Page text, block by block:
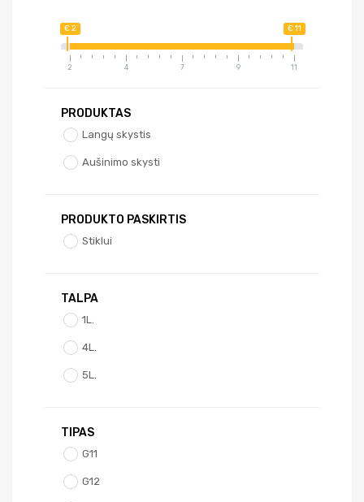
€ 2 € 11
2 4 7 9 11
PRODUKTAS
Langų skystis
Aušinimo skysti
PRODUKTO PASKIRTIS
Stiklui
TALPA
1L.
4L.
5L.
TIPAS
G11
G12